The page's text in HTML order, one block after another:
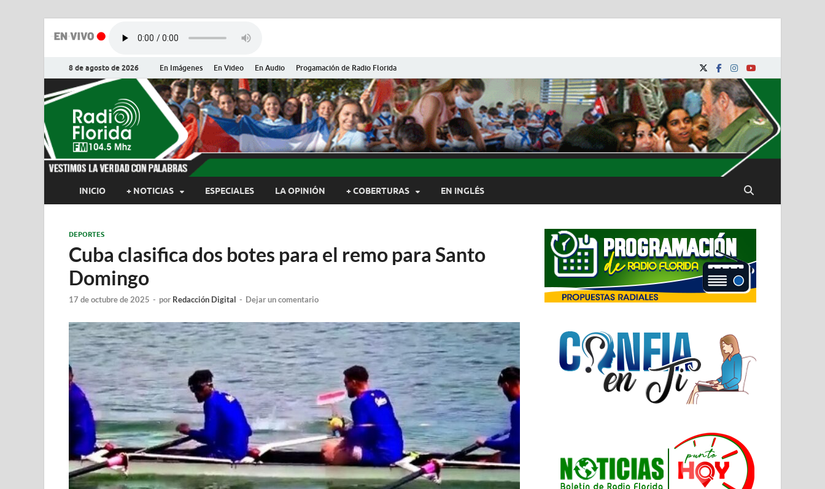
8 de agosto de 2026 En Imágenes En Video En Audio Progamación de Radio Florida
Radio Florida de Cuba
Noticias y Actualidades de Florida, Camagüey, Cuba
INICIO + NOTICIAS ESPECIALES LA OPINIÓN + COBERTURAS EN INGLÉS
DEPORTES
Cuba clasifica dos botes para el remo para Santo
Domingo
17 de octubre de 2025 - por Redacción Digital - Dejar un comentario